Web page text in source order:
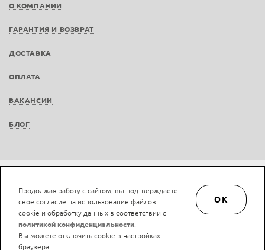
О КОМПАНИИ
ГАРАНТИЯ И ВОЗВРАТ
ДОСТАВКА
ОПЛАТА
ВАКАНСИИ
БЛОГ
Не является публичной офертой © LAN-art.ru, 2013—2026. Все права защищены.
Политика конфиденциальности.
Положение об обработке и защите персональных
данных.
Продолжая работу с сайтом, вы подтверждаете
свое согласие на использование файлов
cookie и обработку данных в соответствии с
политикой конфиденциальности
Вы можете отключить cookie в настройках
браузера.
OK